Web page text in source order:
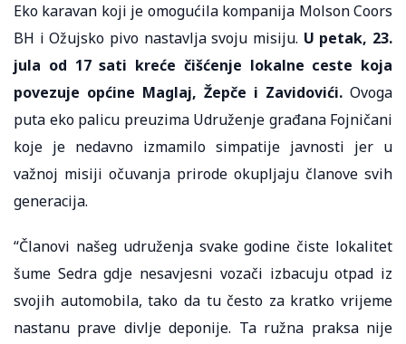
Eko karavan koji je omogućila kompanija Molson Coors
BH i Ožujsko pivo nastavlja svoju misiju. U petak, 23.
jula od 17 sati kreće čišćenje lokalne ceste koja
povezuje općine Maglaj, Žepče i Zavidovići. Ovoga
puta eko palicu preuzima Udruženje građana Fojničani
koje je nedavno izmamilo simpatije javnosti jer u
važnoj misiji očuvanja prirode okupljaju članove svih
generacija.
“Članovi našeg udruženja svake godine čiste lokalitet
šume Sedra gdje nesavjesni vozači izbacuju otpad iz
svojih automobila, tako da tu često za kratko vrijeme
nastanu prave divlje deponije. Ta ružna praksa nije